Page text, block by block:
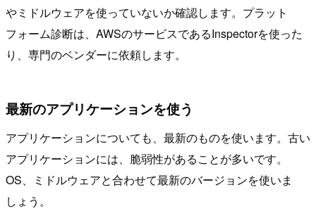
やミドルウェアを使っていないか確認します。プラット
フォーム診断は、AWSのサービスであるInspectorを使った
り、専門のベンダーに依頼します。
最新のアプリケーションを使う
アプリケーションについても、最新のものを使います。古い
アプリケーションには、脆弱性があることが多いです。
OS、ミドルウェアと合わせて最新のバージョンを使いま
しょう。